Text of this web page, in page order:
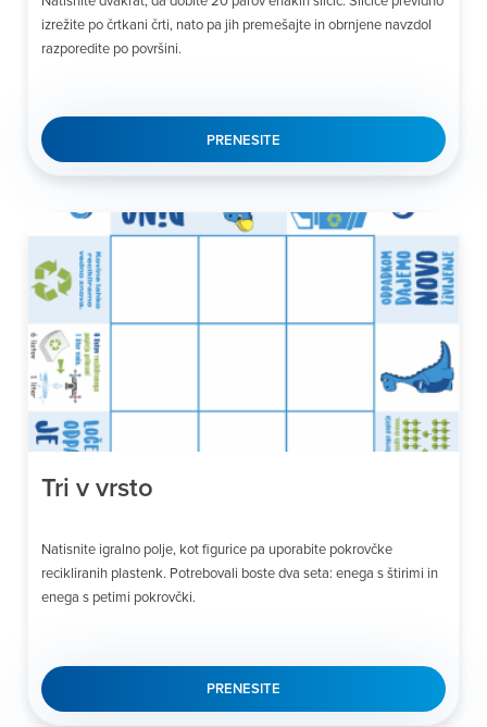
izrežite po črtkani črti, nato pa jih premešajte in obrnjene navzdol
razporedite po površini.
PRENESITE
Tri v vrsto
Natisnite igralno polje, kot figurice pa uporabite pokrovčke
recikliranih plastenk. Potrebovali boste dva seta: enega s štirimi in
enega s petimi pokrovčki.
PRENESITE